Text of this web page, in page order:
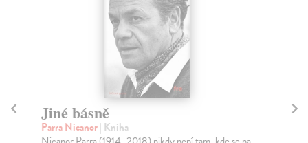
Jiné básně
Parra Nicanor| Kniha